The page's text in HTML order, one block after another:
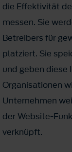
die Effektivität
messen. Sie
Betreibers für
platziert. Sie
und geben diese
Organisationen
Unternehmen
der Website-
verknüpft.